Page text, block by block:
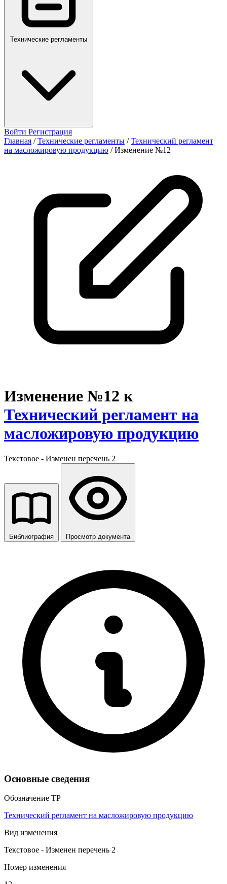
Технические регламенты
Войти Регистрация
Главная / Технические регламенты / Технический регламент
на масложировую продукцию / Изменение №12
Изменение №12 к
Технический регламент на
масложировую продукцию
Текстовое - Изменен перечень 2
Библиография Просмотр документа
Основные сведения
Обозначение ТР
Технический регламент на масложировую продукцию
Вид изменения
Текстовое - Изменен перечень 2
Номер изменения